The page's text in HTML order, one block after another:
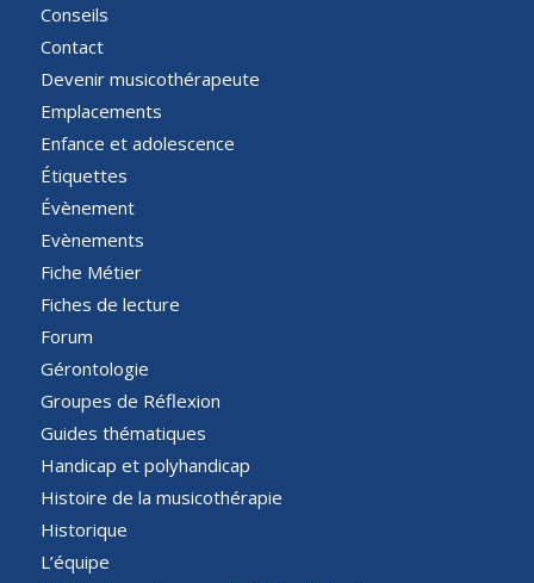
Conseils
Contact
Devenir musicothérapeute
Emplacements
Enfance et adolescence
Étiquettes
Évènement
Evènements
Fiche Métier
Fiches de lecture
Forum
Gérontologie
Groupes de Réflexion
Guides thématiques
Handicap et polyhandicap
Histoire de la musicothérapie
Historique
L’équipe